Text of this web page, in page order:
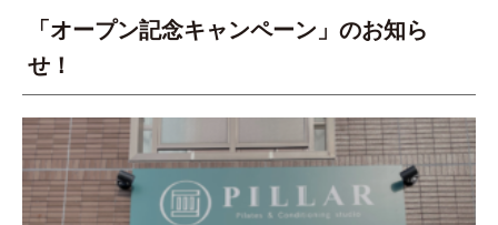
「オープン記念キャンペーン」のお知ら
せ！